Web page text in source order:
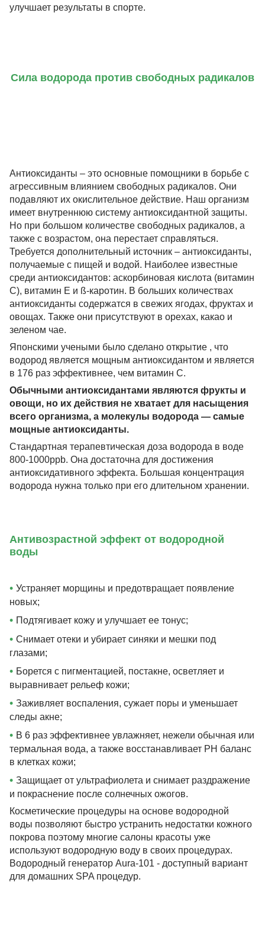
улучшает результаты в спорте.
Сила водорода против свободных радикалов
Антиоксиданты – это основные помощники в борьбе с
агрессивным влиянием свободных радикалов. Они
подавляют их окислительное действие. Наш организм
имеет внутреннюю систему антиоксидантной защиты.
Но при большом количестве свободных радикалов, а
также с возрастом, она перестает справляться.
Требуется дополнительный источник – антиоксиданты,
получаемые с пищей и водой. Наиболее известные
среди антиоксидантов: аскорбиновая кислота (витамин
С), витамин Е и ß-каротин. В больших количествах
антиоксиданты содержатся в свежих ягодах, фруктах и
овощах. Также они присутствуют в орехах, какао и
зеленом чае.
Японскими учеными было сделано открытие , что
водород является мощным антиоксидантом и является
в 176 раз эффективнее, чем витамин С.
Обычными антиоксидантами являются фрукты и
овощи, но их действия не хватает для насыщения
всего организма, а молекулы водорода — самые
мощные антиоксиданты.
Стандартная терапевтическая доза водорода в воде
800-1000ppb. Она достаточна для достижения
антиоксидативного эффекта. Большая концентрация
водорода нужна только при его длительном хранении.
Антивозрастной эффект от водородной
воды
• Устраняет морщины и предотвращает появление
новых;
• Подтягивает кожу и улучшает ее тонус;
• Снимает отеки и убирает синяки и мешки под
глазами;
• Борется с пигментацией, постакне, осветляет и
выравнивает рельеф кожи;
• Заживляет воспаления, сужает поры и уменьшает
следы акне;
• В 6 раз эффективнее увлажняет, нежели обычная или
термальная вода, а также восстанавливает PH баланс
в клетках кожи;
• Защищает от ультрафиолета и снимает раздражение
и покраснение после солнечных ожогов.
Косметические процедуры на основе водородной
воды позволяют быстро устранить недостатки кожного
покрова поэтому многие салоны красоты уже
используют водородную воду в своих процедурах.
Водородный генератор Aura-101 - доступный вариант
для домашних SPA процедур.